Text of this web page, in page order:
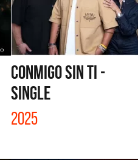
CONMIGO SIN TI -
SINGLE
2025